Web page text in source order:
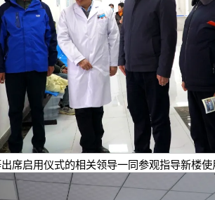
席启用仪式的相关领导一同参观指导新楼